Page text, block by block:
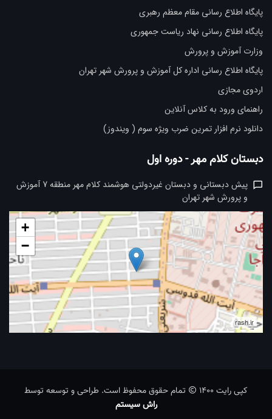
پایگاه اطلاع رسانی مقام معظم رهبری
پایگاه اطلاع رسانی نهاد ریاست جمهوری
وزارت آموزش و پرورش
پایگاه اطلاع رسانی اداره کل آموزش و پرورش شهر تهران
اردوی مجازی
راهنمای ورود به کلاس آنلاین
دانلود نرم افزار تمرین ضرب ویژه سوم ( ویندوز)
دبستان کلام مهر - دوره اول
پیش دبستانی و دبستان غیردولتی هوشمند کلام مهر منطقه 7 آموزش
و پرورش شهر تهران
+
−
rash.ir
کپی رایت 1400
تمام حقوق محفوظ است. طراحی و توسعه توسط
راش سیستم